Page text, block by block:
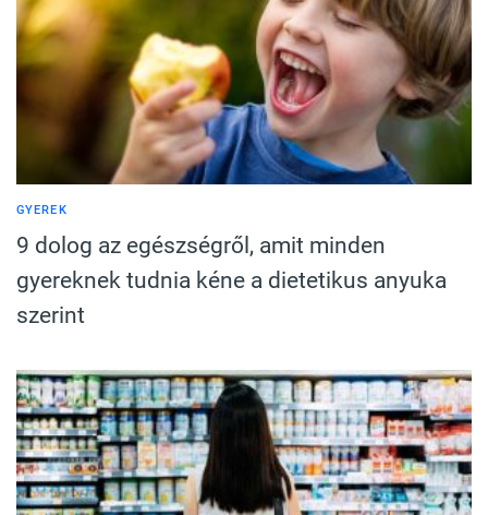
GYEREK
9 dolog az egészségről, amit minden
gyereknek tudnia kéne a dietetikus anyuka
szerint